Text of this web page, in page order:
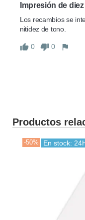
Impresión de diez
Los recambios se
nitidez de tono.
0 0
Productos
-50% En stock: